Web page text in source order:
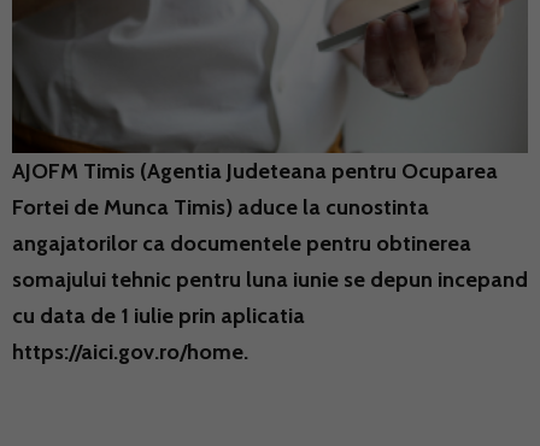
AJOFM Timis (Agentia Judeteana pentru Ocuparea
Fortei de Munca Timis) aduce la cunostinta
angajatorilor ca documentele pentru obtinerea
somajului tehnic pentru luna iunie se depun incepand
cu data de 1 iulie prin aplicatia
https://aici.gov.ro/home.